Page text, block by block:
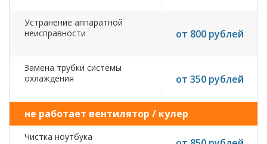
Устранение аппаратной
неисправности
от 800 рублей
Замена трубки системы
охлаждения
от 350 рублей
не работает вентилятор / кулер
Чистка ноутбука